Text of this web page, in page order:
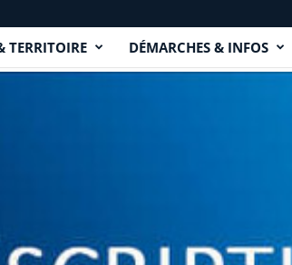
TERRITOIRE DÉMARCHES & INFOS